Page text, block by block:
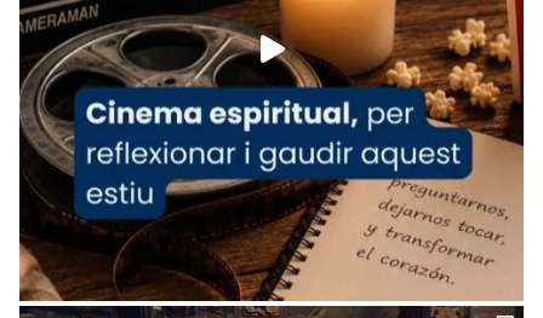
View on Facebook · Share
Arquebisbat de Barcelona
2 weeks ago
«Avui les santes Juliana i Semproniana ens
ajuden a alçar la mirada»
Mons. Sergi Gordo, bisbe de Tortosa, ha
presidit aquest 27 de juliol la missa de Les
Santes de Mataró.